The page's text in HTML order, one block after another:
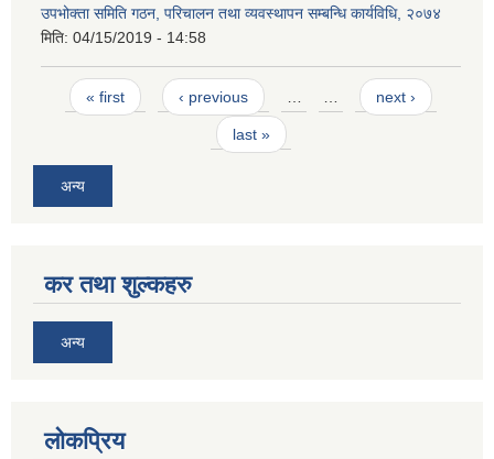
उपभोक्ता समिति गठन, परिचालन तथा व्यवस्थापन सम्बन्धि कार्यविधि, २०७४
मिति: 04/15/2019 - 14:58
Pages
« first ‹ previous … … next ›
last »
अन्य
कर तथा शुल्कहरु
अन्य
लोकप्रिय